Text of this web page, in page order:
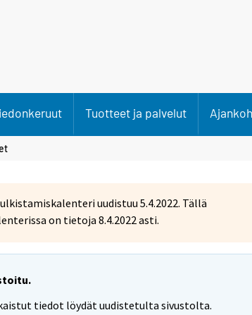
Tuotteet ja palvelut
uudistuu 5.4.2022. Tällä
on tietoja 8.4.2022 asti.
tiedot löydät uudistetulta sivustolta.